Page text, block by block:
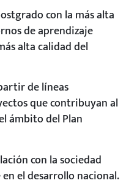
con la más alta
de aprendizaje
alta calidad del
de líneas
que contribuyan al
ámbito del Plan
con la sociedad
el desarrollo nacional.